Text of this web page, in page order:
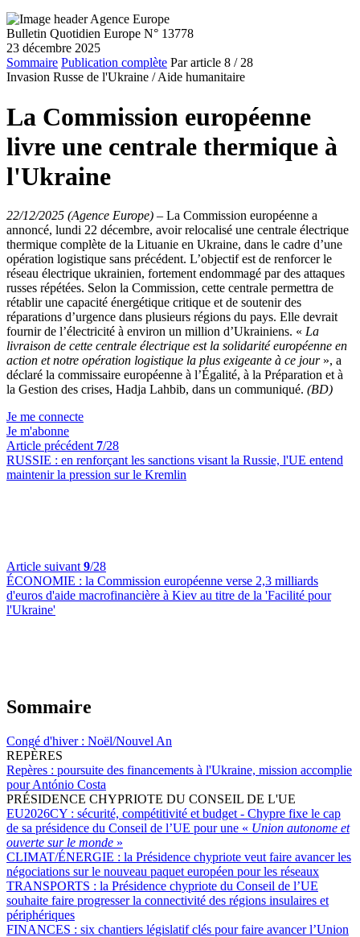
Bulletin Quotidien Europe N° 13778
23 décembre 2025
Sommaire Publication complète Par article 8 / 28
Invasion Russe de l'Ukraine / Aide humanitaire
La Commission européenne
livre une centrale thermique à
l'Ukraine
22/12/2025 (Agence Europe) – La Commission européenne a
annoncé, lundi 22 décembre, avoir relocalisé une centrale électrique
thermique complète de la Lituanie en Ukraine, dans le cadre d’une
opération logistique sans précédent. L’objectif est de renforcer le
réseau électrique ukrainien, fortement endommagé par des attaques
russes répétées. Selon la Commission, cette centrale permettra de
rétablir une capacité énergétique critique et de soutenir des
réparations d’urgence dans plusieurs régions du pays. Elle devrait
fournir de l’électricité à environ un million d’Ukrainiens. « La
livraison de cette centrale électrique est la solidarité européenne en
action et notre opération logistique la plus exigeante à ce jour», a
déclaré la commissaire européenne à l’Égalité, à la Préparation et à
la Gestion des crises, Hadja Lahbib, dans un communiqué. (BD)
Je me connecte
Je m'abonne
Article précédent 7/28
RUSSIE : en renforçant les sanctions visant la Russie, l'UE entend
maintenir la pression sur le Kremlin
Article suivant 9/28
ÉCONOMIE : la Commission européenne verse 2,3 milliards
d'euros d'aide macrofinancière à Kiev au titre de la 'Facilité pour
l'Ukraine'
Sommaire
Congé d'hiver : Noël/Nouvel An
REPÈRES
Repères : poursuite des financements à l'Ukraine, mission accomplie
pour António Costa
PRÉSIDENCE CHYPRIOTE DU CONSEIL DE L'UE
EU2026CY : sécurité, compétitivité et budget - Chypre fixe le cap
de sa présidence du Conseil de l’UE pour une « Union autonome et
ouverte sur le monde »
CLIMAT/ÉNERGIE : la Présidence chypriote veut faire avancer les
négociations sur le nouveau paquet européen pour les réseaux
TRANSPORTS : la Présidence chypriote du Conseil de l’UE
souhaite faire progresser la connectivité des régions insulaires et
périphériques
FINANCES : six chantiers législatif clés pour faire avancer l’Union